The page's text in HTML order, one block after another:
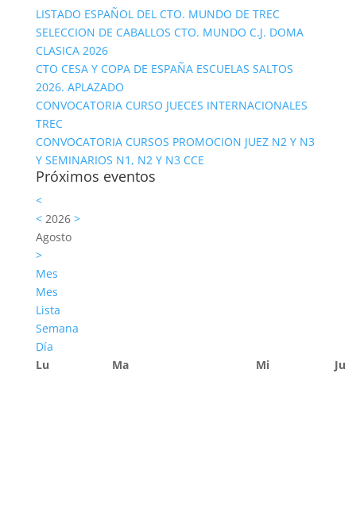
LISTADO ESPAÑOL DEL CTO. MUNDO DE TREC
SELECCION DE CABALLOS CTO. MUNDO C.J. DOMA
CLASICA 2026
CTO CESA Y COPA DE ESPAÑA ESCUELAS SALTOS
2026. APLAZADO
CONVOCATORIA CURSO JUECES INTERNACIONALES
TREC
CONVOCATORIA CURSOS PROMOCION JUEZ N2 Y N3
Y SEMINARIOS N1, N2 Y N3 CCE
Próximos eventos
<
<2026 >
Agosto
>
Mes
Mes
Lista
Semana
Día
Lu
Ma Mi Ju